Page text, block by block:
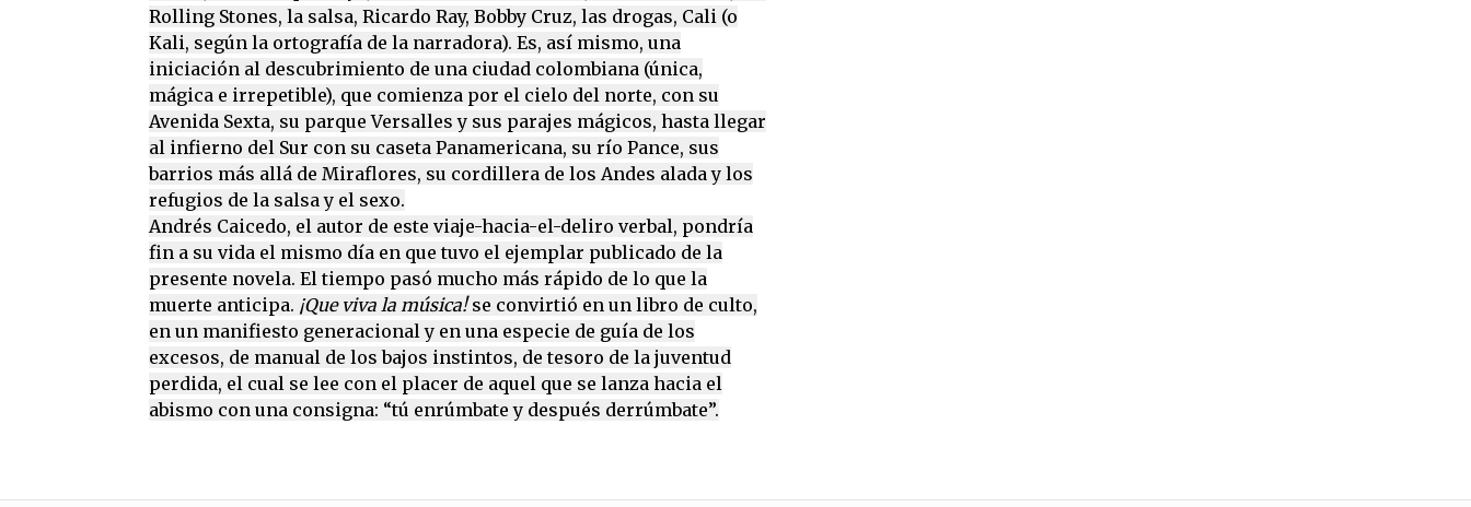
Rolling Stones, la salsa, Ricardo Ray, Bobby Cruz, las drogas, Cali (o
Kali, según la ortografía de la narradora). Es, así mismo, una
iniciación al descubrimiento de una ciudad colombiana (única,
mágica e irrepetible), que comienza por el cielo del norte, con su
Avenida Sexta, su parque Versalles y sus parajes mágicos, hasta llegar
al infierno del Sur con su caseta Panamericana, su río Pance, sus
barrios más allá de Miraflores, su cordillera de los Andes alada y los
refugios de la salsa y el sexo.
Andrés Caicedo, el autor de este viaje-hacia-el-deliro verbal, pondría
fin a su vida el mismo día en que tuvo el ejemplar publicado de la
presente novela. El tiempo pasó mucho más rápido de lo que la
muerte anticipa. ¡Que viva la música!se convirtió en un libro de culto,
en un manifiesto generacional y en una especie de guía de los
excesos, de manual de los bajos instintos, de tesoro de la juventud
perdida, el cual se lee con el placer de aquel que se lanza hacia el
abismo con una consigna: “tú enrúmbate y después derrúmbate”.